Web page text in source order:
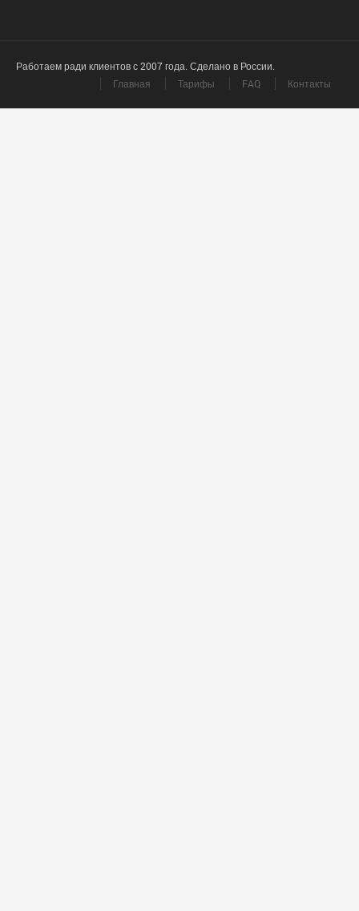
Работаем ради клиентов с 2007 года. Сделано в России.
Главная
Тарифы FAQ Контакты